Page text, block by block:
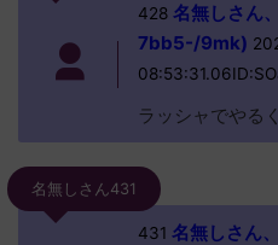
428名無しさん
7bb5-/9mk)
ラッシャでやる
名無しさん431
431 名無しさん